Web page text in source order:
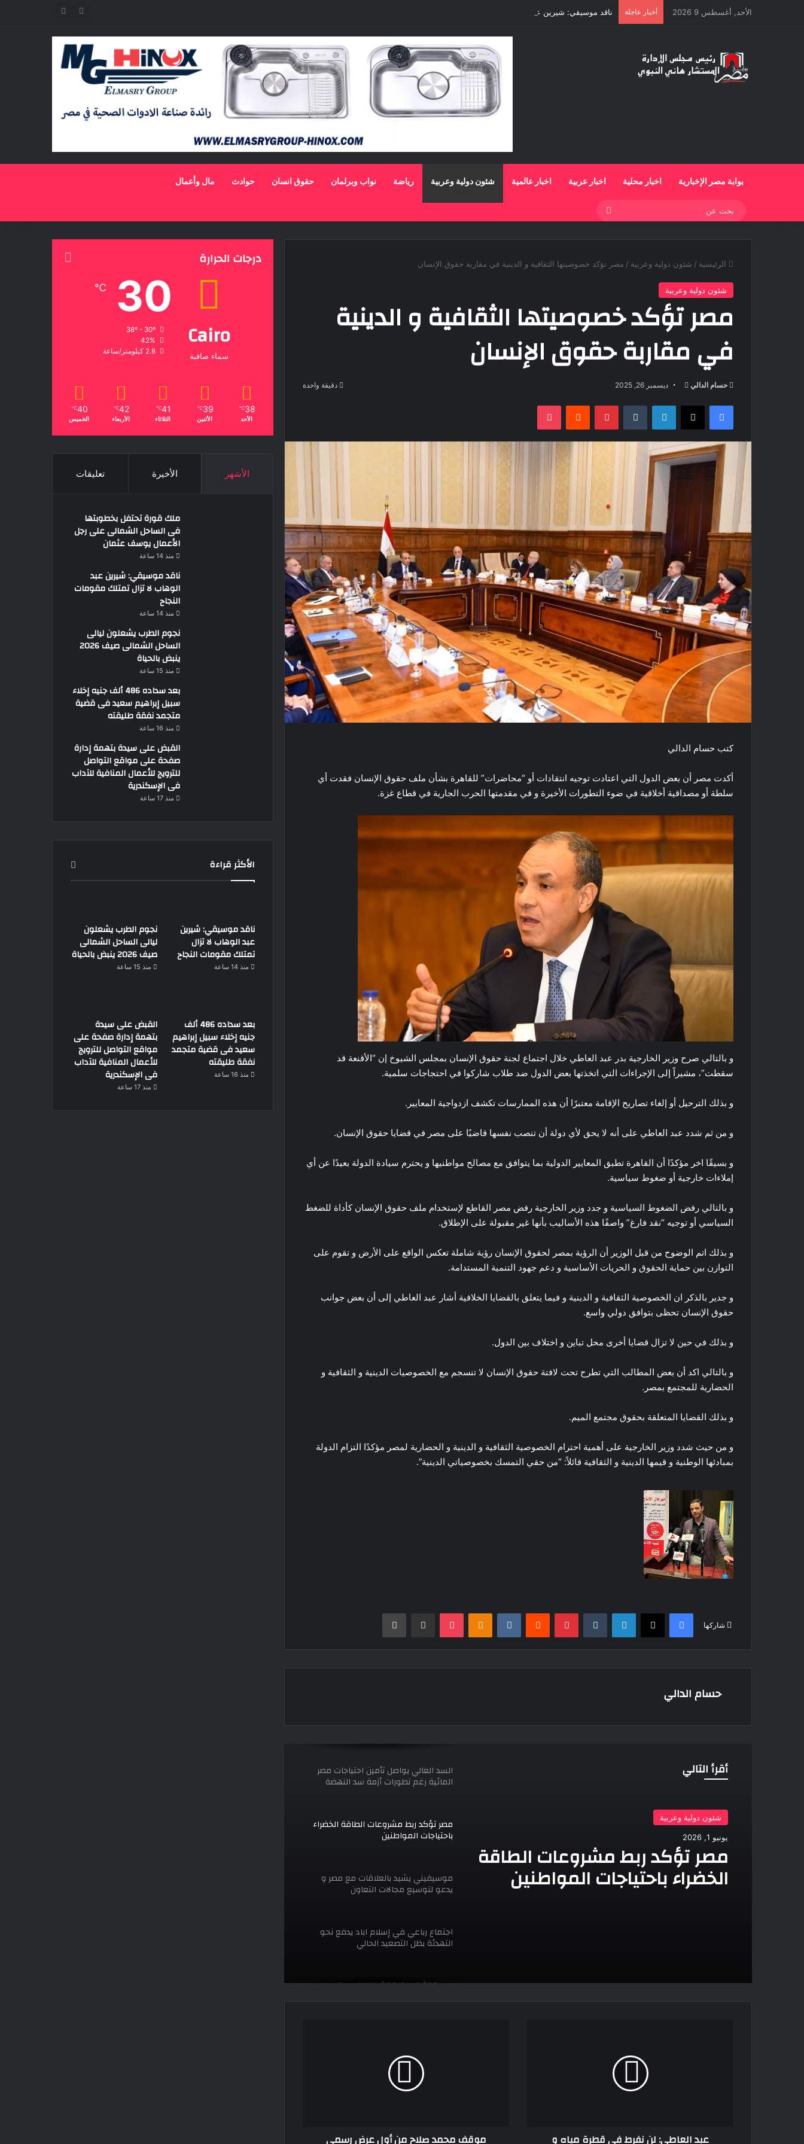
الأحد, أغسطس 9 2026 أخبار عاجلة ناقد موسيقي: شيرين عبد الوهاب لا تزال تمتلك مقومات النجاح
بوابة مصر الإخبارية اخبار محلية اخبار عربية اخبار عالمية شئون دولية وعربية رياضة نواب وبرلمان حقوق انسان حوادث مال وأعمال
الرئيسية / شئون دولية وعربية / مصر تؤكد خصوصيتها الثقافية و الدينية في مقاربة حقوق الإنسان
شئون دولية وعربية
مصر تؤكد خصوصيتها الثقافية و الدينية
في مقاربة حقوق الإنسان
حسام الدالي
أرسل
إلكترونيا
ديسمبر 26, 2025 دقيقة واحدة
فيسبوك ‫X لينكدإن بينتيريست ‫Pocket
كتب حسام الدالي
أكدت مصر أن بعض الدول التي اعتادت توجيه انتقادات أو “محاضرات” للقاهرة بشأن ملف حقوق الإنسان فقدت أي
سلطة أو مصداقية أخلاقية في ضوء التطورات الأخيرة و في مقدمتها الحرب الجارية في قطاع غزة.
و بالتالي صرح وزير الخارجية بدر عبد العاطي خلال اجتماع لجنة حقوق الإنسان بمجلس الشيوخ إن “الأقنعة قد
سقطت”، مشيراً إلى الإجراءات التي اتخذتها بعض الدول ضد طلاب شاركوا في احتجاجات سلمية.
و بذلك الترحيل أو إلغاء تصاريح الإقامة معتبرًا أن هذه الممارسات تكشف ازدواجية المعايير.
و من ثم شدد عبد العاطي على أنه لا يحق لأي دولة أن تنصب نفسها قاضيًا على مصر في قضايا حقوق الإنسان.
و بسيقًا اخر مؤكدًا أن القاهرة تطبق المعايير الدولية بما يتوافق مع مصالح مواطنيها و يحترم سيادة الدولة بعيدًا عن أي
إملاءات خارجية أو ضغوط سياسية.
و بالتالي رفض الضغوط السياسية و جدد وزير الخارجية رفض مصر القاطع لإستخدام ملف حقوق الإنسان كأداة للضغط
السياسي أو توجيه “نقد فارغ” واصفًا هذه الأساليب بأنها غير مقبولة على الإطلاق.
و بذلك اتم الوضوح من قبل الوزير أن الرؤية بمصر لحقوق الإنسان رؤية شاملة تعكس الواقع على الأرض و تقوم على
التوازن بين حماية الحقوق و الحريات الأساسية و دعم جهود التنمية المستدامة.
و جدير بالذكر ان الخصوصية الثقافية و الدينية و فيما يتعلق بالقضايا الخلافية أشار عبد العاطي إلى أن بعض جوانب
حقوق الإنسان تحظى بتوافق دولي واسع.
و بذلك في حين لا تزال قضايا أخرى محل تباين و اختلاف بين الدول.
و بالتالي اكد أن بعض المطالب التي تطرح تحت لافتة حقوق الإنسان لا تنسجم مع الخصوصيات الدينية و الثقافية و
الحضارية للمجتمع بمصر.
و بذلك القضايا المتعلقة بحقوق مجتمع الميم.
و من حيث شدد وزير الخارجية على أهمية احترام الخصوصية الثقافية و الدينية و الحضارية لمصر مؤكدًا التزام الدولة
بمبادئها الوطنية و قيمها الدينية و الثقافية قائلاً: “من حقي التمسك بخصوصياتي الدينية”.
شاركها
فيسبوك ‫X لينكدإن بينتيريست Odnoklassniki
‫Pocket مشاركة عبر البريد طباعة
حسام الدالي
أقرأ التالي
شئون دولية وعربية
يونيو 1, 2026
مصر تؤكد ربط مشروعات الطاقة
الخضراء باحتياجات المواطنين
ضخمة من المساعدات
السد العالي يواصل تأمين احتياجات مصر
المائية رغم تطورات أزمة سد النهضة
مصر تؤكد ربط مشروعات الطاقة الخضراء
باحتياجات المواطنين
موسيفيني يشيد بالعلاقات مع مصر و
يدعو لتوسيع مجالات التعاون
اجتماع رباعي في إسلام اباد يدفع نحو
التهدئة بظل التصعيد الحالي
مصر تكشف حقيقة أوضاع مواطنيها
وزيرا خارجية مصر و الأردن يبحثان سبل
عبد العاطي: لن نفرط في قطرة مياه و موقف محمد صلاح من أول عرض رسمي
درجات الحرارة
Cairo
سماء صافية
30
℃
38º - 30º
42%
2.8 كيلومتر/ساعة
38
℃
الأحد
39
℃
الأثنين
41
℃
الثلاثاء
42
℃
الأربعاء
40
℃
الخميس
الأشهر الأخيرة تعليقات
ملك قورة تحتفل بخطوبتها
فى الساحل الشمالى على رجل
الأعمال يوسف عثمان
منذ 14 ساعة
ناقد موسيقي: شيرين عبد
الوهاب لا تزال تمتلك مقومات
النجاح
منذ 14 ساعة
نجوم الطرب يشعلون ليالى
الساحل الشمالى صيف 2026
ينبض بالحياة
منذ 15 ساعة
بعد سداده 486 ألف جنيه إخلاء
سبيل إبراهيم سعيد فى قضية
متجمد نفقة طليقته
منذ 16 ساعة
القبض على سيدة بتهمة إدارة
صفحة على مواقع التواصل
للترويج للأعمال المنافية للآداب
فى الإسكندرية
منذ 17 ساعة
الأكثر قراءة
ناقد موسيقي: شيرين
عبد الوهاب لا تزال
تمتلك مقومات النجاح
منذ 14 ساعة
نجوم الطرب يشعلون
ليالى الساحل الشمالى
صيف 2026 ينبض بالحياة
منذ 15 ساعة
بعد سداده 486 ألف
جنيه إخلاء سبيل إبراهيم
سعيد فى قضية متجمد
نفقة طليقته
منذ 16 ساعة
القبض على سيدة
بتهمة إدارة صفحة على
مواقع التواصل للترويج
للأعمال المنافية للآداب
فى الإسكندرية
منذ 17 ساعة